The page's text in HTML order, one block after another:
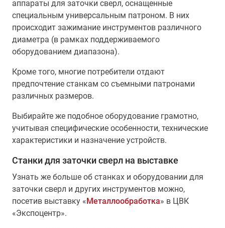
аппараты для заточки сверл, оснащенные
специальным универсальным патроном. В них
происходит зажимание инструментов различного
диаметра (в рамках поддерживаемого
оборудованием диапазона).
Кроме того, многие потребители отдают
предпочтение станкам со съемными патронами
различных размеров.
Выбирайте же подобное оборудование грамотно,
учитывая специфические особенности, технические
характеристики и назначение устройств.
Станки для заточки сверл на выставке
Узнать же больше об станках и оборудовании для
заточки сверл и других инструментов можно,
посетив выставку «Металлообработка» в ЦВК
«Экспоцентр».